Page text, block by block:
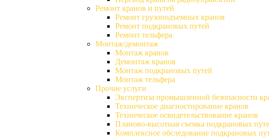
Ремонт кранов и путей
Ремонт грузоподъемных кранов
Ремонт подкрановых путей
Ремонт тельфера
Монтаж/демонтаж
Монтаж кранов
Демонтаж кранов
Монтаж подкрановых путей
Монтаж тельфера
Прочие услуги
Экспертиза промышленной безопасности
Техническое диагностирование кранов
Техническое освидетельствование кранов
Планово-высотная съемка подкрановых
Комплексное обследование подкрановых